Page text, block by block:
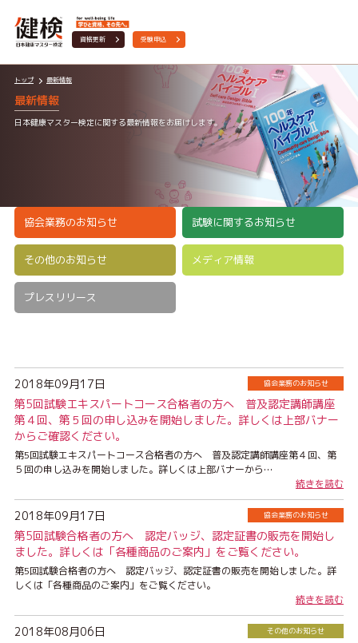
資格更新 受験申込
トップ 最新情報
最新情報
日本健康マスター検定に関する最新情報をお届けします。
協会業務のお知らせ 試験に関するお知らせ
その他のお知らせ メディア情報
プレスリリース
2018年09月17日 協会業務のお知らせ
第5回試験エキスパートコース合格者の方へ 普及認定講師講座
第４回、第５回の申し込みを開始しました。詳しくは上部バナー
からご確認ください。
第5回試験エキスパートコース合格者の方へ 普及認定講師講座第４回、第
５回の申し込みを開始しました。詳しくは上部バナーから…
続きを読む
2018年09月17日 協会業務のお知らせ
第5回試験合格者の方へ 認定バッジ、認定証書の販売を開始し
ました。詳しくは「各種商品のご案内」をご覧ください。
第5回試験合格者の方へ 認定バッジ、認定証書の販売を開始しました。詳
しくは「各種商品のご案内」をご覧ください。
続きを読む
2018年08月06日 その他のお知らせ